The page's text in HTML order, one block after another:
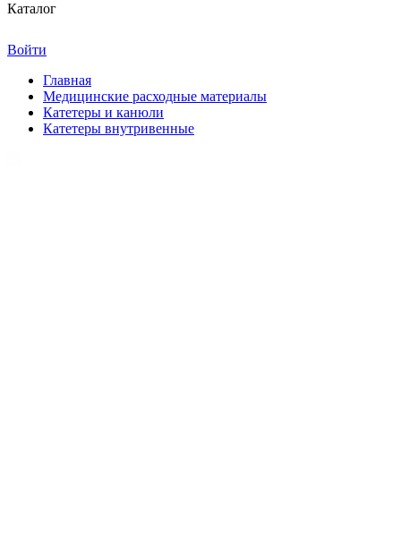
Каталог
Войти
Главная
Медицинские расходные материалы
Катетеры и канюли
Катетеры внутривенные